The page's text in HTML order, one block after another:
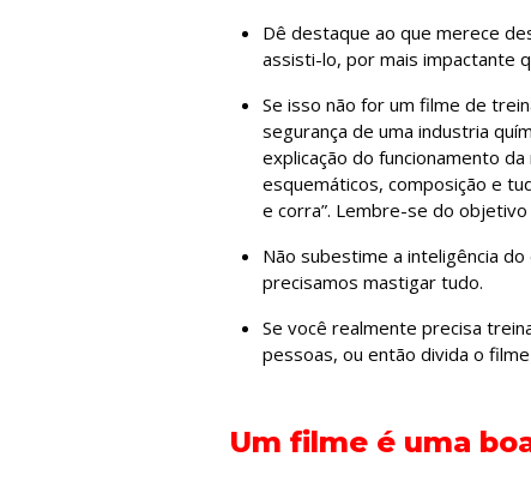
Dê destaque ao que merece
assisti-lo, por mais impactante
Se isso não for um filme de
segurança de uma industria
explicação do funcionamento
esquemáticos, composição e
e corra”. Lembre-se do
Não subestime a inteligência
precisamos mastigar tudo.
Se você realmente precisa
pessoas, ou então divida o
Um filme é uma